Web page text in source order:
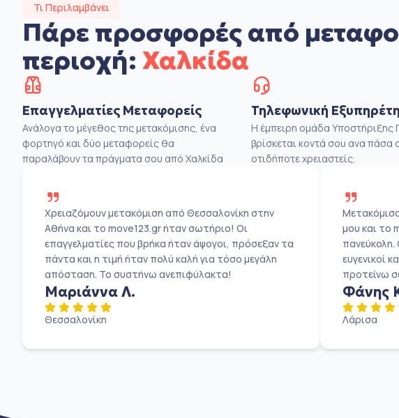
Τι Περιλαμβάνει
Πάρε προσφορές από
περιοχή: Χαλκίδα
Επαγγελματίες Μεταφορείς
Ανάλογα το μέγεθος της μετακόμισης, ένα
φορτηγό και δύο μεταφορείς θα
παραλάβουν τα πράγματα σου από Χαλκίδα
Τηλεφωνική
Η έμπειρη ομάδα Υποστήριξης
βρίσκεται κοντά σου ανα πάσα
οτιδήποτε χρειαστείς.
Χρειαζόμουν μετακόμιση από Θεσσαλονίκη στην
Αθήνα και το move123.gr ήταν σωτήριο! Οι
επαγγελματίες που βρήκα ήταν άψογοι, πρόσεξαν τα
πάντα και η τιμή ήταν πολύ καλή για τόσο μεγάλη
απόσταση. Το συστήνω ανεπιφύλακτα!
Μαριάννα Λ.
Θεσσαλονίκη
μου και το
πανεύκολη.
ευγενικοί
προτείνω
Φάνης
Λάρισα